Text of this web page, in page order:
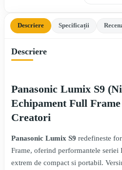
Descriere Specificații
Descriere
Panasonic Lumix S9
Echipament Full
Creatori
Panasonic Lumix S9 redefineste
Frame, oferind performantele seriei
extrem de compact si portabil.